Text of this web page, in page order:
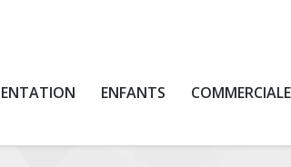
ENFANTS COMMERCIALE